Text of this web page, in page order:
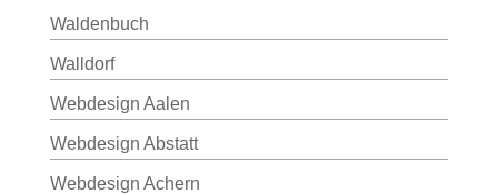
Waldenbuch
Walldorf
Webdesign Aalen
Webdesign Abstatt
Webdesign Achern